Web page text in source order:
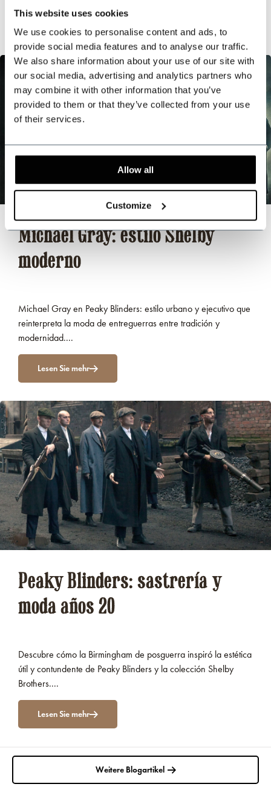
This website uses cookies
We use cookies to personalise content and ads, to
provide social media features and to analyse our traffic.
We also share information about your use of our site with
our social media, advertising and analytics partners who
may combine it with other information that you’ve
provided to them or that they’ve collected from your use
of their services.
Allow all
Customize
Duis aute irure dolor
Michael Gray: estilo Shelby
moderno
Michael Gray en Peaky Blinders: estilo urbano y ejecutivo que
reinterpreta la moda de entreguerras entre tradición y
modernidad....
Lesen Sie mehr
Peaky Blinders: sastrería y
moda años 20
Descubre cómo la Birmingham de posguerra inspiró la estética
útil y contundente de Peaky Blinders y la colección Shelby
Brothers....
Lesen Sie mehr
Weitere Blogartikel